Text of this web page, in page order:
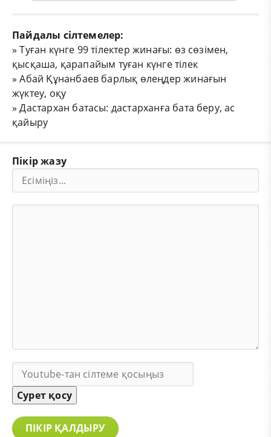
Пайдалы сілтемелер:
»Туған күнге 99 тілектер жинағы: өз сөзімен,
қысқаша, қарапайым туған күнге тілек
»Абай Құнанбаев барлық өлеңдер жинағын
жүктеу, оқу
»Дастархан батасы: дастарханға бата беру, ас
қайыру
Пікір жазу
Сурет қосу
ПІКІР ҚАЛДЫРУ